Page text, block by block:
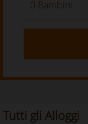
Tutti gli Alloggi